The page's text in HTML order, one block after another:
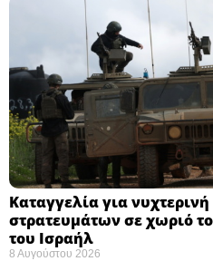
Καταγγελία για
στρατευμάτων σε χωριό
του Ισραήλ
8 Αυγούστου 2026